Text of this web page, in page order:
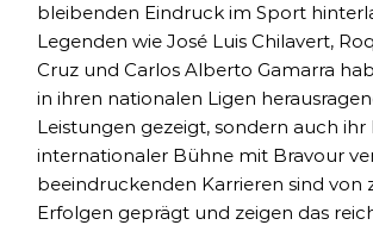
bleibenden Eindruck im Sport
Legenden wie José Luis Chilavert,
Cruz und Carlos Alberto Gamarra
in ihren nationalen Ligen
Leistungen gezeigt, sondern auch ihr
internationaler Bühne mit Bravour
beeindruckenden Karrieren sind von
Erfolgen geprägt und zeigen das